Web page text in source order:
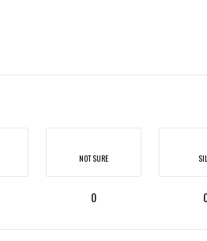
NOT SURE
0